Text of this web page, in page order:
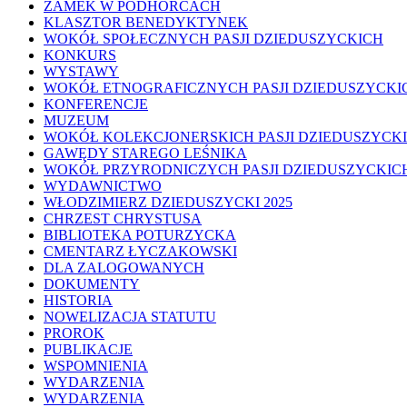
ZAMEK W PODHORCACH
KLASZTOR BENEDYKTYNEK
WOKÓŁ SPOŁECZNYCH PASJI DZIEDUSZYCKICH
KONKURS
WYSTAWY
WOKÓŁ ETNOGRAFICZNYCH PASJI
KONFERENCJE
MUZEUM
WOKÓŁ KOLEKCJONERSKICH PASJI
GAWĘDY STAREGO LEŚNIKA
WOKÓŁ PRZYRODNICZYCH PASJI
WYDAWNICTWO
WŁODZIMIERZ DZIEDUSZYCKI 2025
CHRZEST CHRYSTUSA
BIBLIOTEKA POTURZYCKA
CMENTARZ ŁYCZAKOWSKI
DLA ZALOGOWANYCH
DOKUMENTY
HISTORIA
NOWELIZACJA STATUTU
PROROK
PUBLIKACJE
WSPOMNIENIA
WYDARZENIA
WYDARZENIA